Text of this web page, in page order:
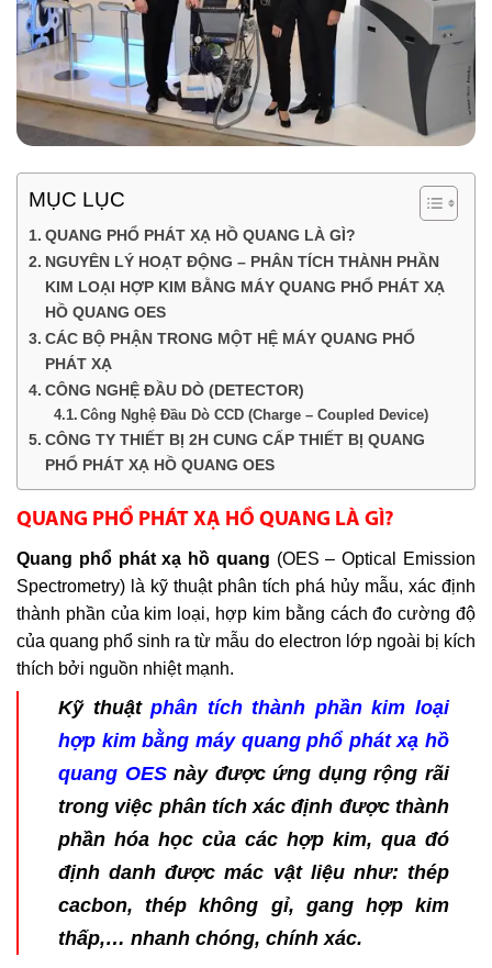
MỤC LỤC
QUANG PHỔ PHÁT XẠ HỒ QUANG LÀ GÌ?
NGUYÊN LÝ HOẠT ĐỘNG – PHÂN TÍCH THÀNH PHẦN
KIM LOẠI HỢP KIM BẰNG MÁY QUANG PHỔ PHÁT XẠ
HỒ QUANG OES
CÁC BỘ PHẬN TRONG MỘT HỆ MÁY QUANG PHỔ
PHÁT XẠ
CÔNG NGHỆ ĐẦU DÒ (DETECTOR)
Công Nghệ Đầu Dò CCD (Charge – Coupled Device)
CÔNG TY THIẾT BỊ 2H CUNG CẤP THIẾT BỊ QUANG
PHỔ PHÁT XẠ HỒ QUANG OES
QUANG PHỔ PHÁT XẠ HỒ QUANG LÀ GÌ?
Quang phổ phát xạ hồ quang (OES – Optical Emission
Spectrometry) là kỹ thuật phân tích phá hủy mẫu, xác định
thành phần của kim loại, hợp kim bằng cách đo cường độ
của quang phổ sinh ra từ mẫu do electron lớp ngoài bị kích
thích bởi nguồn nhiệt mạnh.
Kỹ thuậtphân tích thành phần kim loại
hợp kim bằng máy quang phổ phát xạ hồ
quang OESnày được ứng dụng rộng rãi
trong việc phân tích xác định được thành
phần hóa học của các hợp kim, qua đó
định danh được mác vật liệu như: thép
cacbon, thép không gỉ, gang hợp kim
thấp,… nhanh chóng, chính xác.